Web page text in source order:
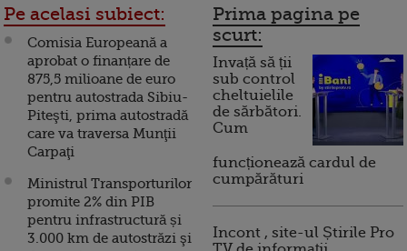
Pe acelasi subiect:
Comisia Europeană a
aprobat o finanțare de
875,5 milioane de euro
pentru autostrada Sibiu-
Piteşti, prima autostradă
care va traversa Munţii
Carpaţi
Ministrul Transporturilor
promite 2% din PIB
pentru infrastructură și
3.000 km de autostrăzi şi
Prima pagina pe
scurt:
Invață să ții
sub control
cheltuielile
de sărbători.
Cum
funcționează cardul de
cumpărături
Incont , site-ul Știrile Pro